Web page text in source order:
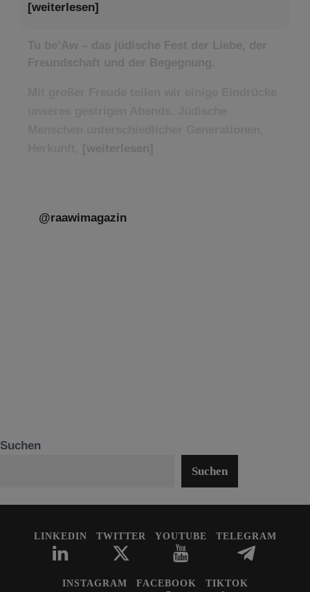
[weiterlesen]
@raawimagazin
Suchen
Suchen
LINKEDIN TWITTER YOUTUBE TELEGRAM
INSTAGRAM FACEBOOK TIKTOK